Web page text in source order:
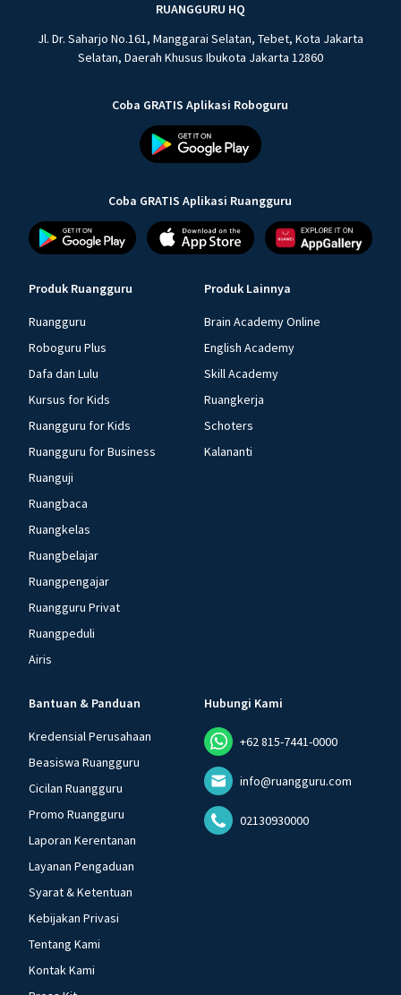
RUANGGURU HQ
Jl. Dr. Saharjo No.161, Manggarai Selatan, Tebet, Kota Jakarta
Selatan, Daerah Khusus Ibukota Jakarta 12860
Coba GRATIS Aplikasi Roboguru
Coba GRATIS Aplikasi Ruangguru
Produk Ruangguru
Ruangguru
Roboguru Plus
Dafa dan Lulu
Kursus for Kids
Ruangguru for Kids
Ruangguru for Business
Ruanguji
Ruangbaca
Ruangkelas
Ruangbelajar
Ruangpengajar
Ruangguru Privat
Ruangpeduli
Airis
Produk Lainnya
Brain Academy Online
English Academy
Skill Academy
Ruangkerja
Schoters
Kalananti
Bantuan & Panduan
Kredensial Perusahaan
Beasiswa Ruangguru
Cicilan Ruangguru
Promo Ruangguru
Laporan Kerentanan
Layanan Pengaduan
Syarat & Ketentuan
Kebijakan Privasi
Tentang Kami
Kontak Kami
Hubungi Kami
+62 815-7441-0000
info@ruangguru.com
02130930000